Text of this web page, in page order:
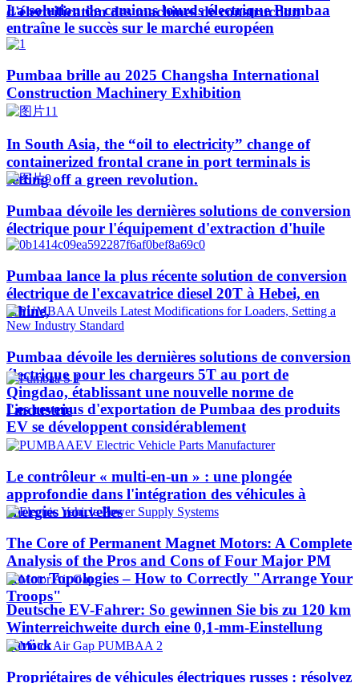
d'électrification des machines de construction
La solution de camions lourds électrique Pumbaa
entraîne le succès sur le marché européen
Pumbaa brille au 2025 Changsha International
Construction Machinery Exhibition
In South Asia, the “oil to electricity” change of
containerized frontal crane in port terminals is
setting off a green revolution.
Pumbaa dévoile les dernières solutions de conversion
électrique pour l'équipement d'extraction d'huile
Pumbaa lance la plus récente solution de conversion
électrique de l'excavatrice diesel 20T à Hebei, en
Chine,
Pumbaa dévoile les dernières solutions de conversion
électrique pour les chargeurs 5T au port de
Qingdao, établissant une nouvelle norme de
l'industrie
Les revenus d'exportation de Pumbaa des produits
EV se développent considérablement
Le contrôleur « multi-en-un » : une plongée
approfondie dans l'intégration des véhicules à
énergies nouvelles
The Core of Permanent Magnet Motors: A Complete
Analysis of the Pros and Cons of Four Major PM
Rotor Topologies – How to Correctly "Arrange Your
Troops"
Deutsche EV-Fahrer: So gewinnen Sie bis zu 120 km
Winterreichweite durch eine 0,1-mm-Einstellung
zurück
Propriétaires de véhicules électriques russes : résolvez